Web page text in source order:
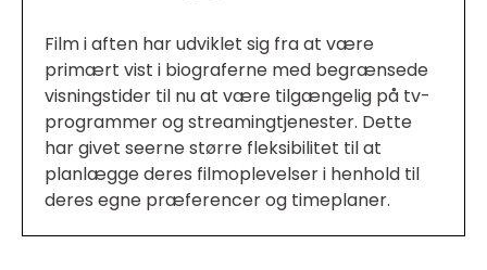
Film i aften har udviklet sig fra at være
primært vist i biograferne med begrænsede
visningstider til nu at være tilgængelig på tv-
programmer og streamingtjenester. Dette
har givet seerne større fleksibilitet til at
planlægge deres filmoplevelser i henhold til
deres egne præferencer og timeplaner.